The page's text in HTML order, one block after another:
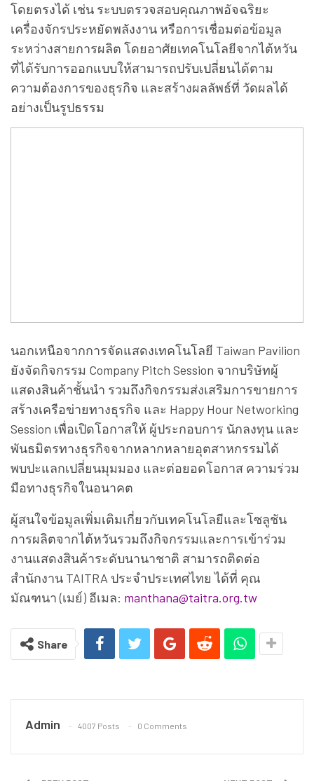
โดยตรงได้ เช่น ระบบตรวจสอบคุณภาพอัจฉริยะ
เครื่องจักรประหยัดพลังงาน หรือการเชื่อมต่อข้อมูล
ระหว่างสายการผลิต โดยอาศัยเทคโนโลยีจากไต้หวัน
ที่ได้รับการออกแบบให้สามารถปรับเปลี่ยนได้ตาม
ความต้องการของธุรกิจ และสร้างผลลัพธ์ที่ วัดผลได้
อย่างเป็นรูปธรรม
นอกเหนือจากการจัดแสดงเทคโนโลยี Taiwan Pavilion
ยังจัดกิจกรรม Company Pitch Session จากบริษัทผู้
แสดงสินค้าชั้นนำ รวมถึงกิจกรรมส่งเสริมการขายการ
สร้างเครือข่ายทางธุรกิจ และ Happy Hour Networking
Session เพื่อเปิดโอกาสให้ ผู้ประกอบการ นักลงทุน และ
พันธมิตรทางธุรกิจจากหลากหลายอุตสาหกรรมได้
พบปะแลกเปลี่ยนมุมมอง และต่อยอดโอกาส ความร่วม
มือทางธุรกิจในอนาคต
ผู้สนใจข้อมูลเพิ่มเติมเกี่ยวกับเทคโนโลยีและโซลูชัน
การผลิตจากไต้หวันรวมถึงกิจกรรมและการเข้าร่วม
งานแสดงสินค้าระดับนานาชาติ สามารถติดต่อ
สำนักงาน TAITRA ประจำประเทศไทย ได้ที่ คุณ
มัณฑนา (เมย์) อีเมล: manthana@taitra.org.tw
Share
Admin 4007 Posts 0 Comments